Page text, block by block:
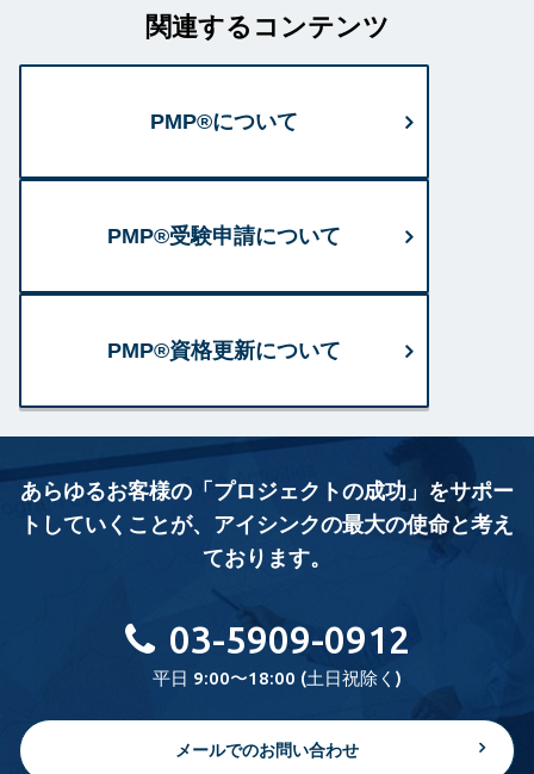
関連するコンテンツ
PMP®について
PMP®受験申請について
PMP®資格更新について
あらゆるお客様の「プロジェクトの成功」をサポー
トしていくことが、 アイシンクの最大の使命と考え
ております。
03-5909-0912
平日 9:00〜18:00 (土日祝除く)
メールでのお問い合わせ